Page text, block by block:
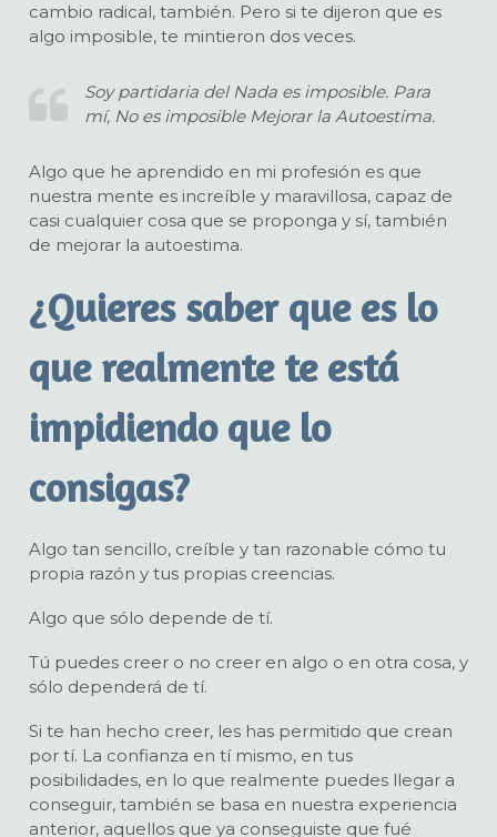
cambio radical, también. Pero si te dijeron que es
algo imposible, te mintieron dos veces.
Soy partidaria del Nada es imposible. Para
mí, No es imposible Mejorar la Autoestima.
Algo que he aprendido en mi profesión es que
nuestra mente es increíble y maravillosa, capaz de
casi cualquier cosa que se proponga y sí, también
de mejorar la autoestima.
¿Quieres saber que es lo
que realmente te está
impidiendo que lo
consigas?
Algo tan sencillo, creíble y tan razonable cómo tu
propia razón y tus propias creencias.
Algo que sólo depende de tí.
Tú puedes creer o no creer en algo o en otra cosa, y
sólo dependerá de tí.
Si te han hecho creer, les has permitido que crean
por tí. La confianza en tí mismo, en tus
posibilidades, en lo que realmente puedes llegar a
conseguir, también se basa en nuestra experiencia
anterior, aquellos que ya conseguiste que fué